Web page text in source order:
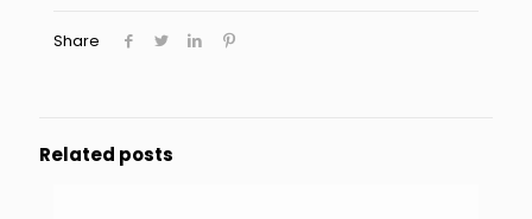
Share
Related posts